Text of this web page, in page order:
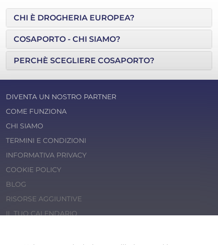
CHI È DROGHERIA EUROPEA?
COSAPORTO - CHI SIAMO?
PERCHÈ SCEGLIERE COSAPORTO?
DIVENTA UN NOSTRO PARTNER
COME FUNZIONA
CHI SIAMO
TERMINI E CONDIZIONI
INFORMATIVA PRIVACY
COOKIE POLICY
BLOG
RISORSE AGGIUNTIVE
IL TUO CALENDARIO